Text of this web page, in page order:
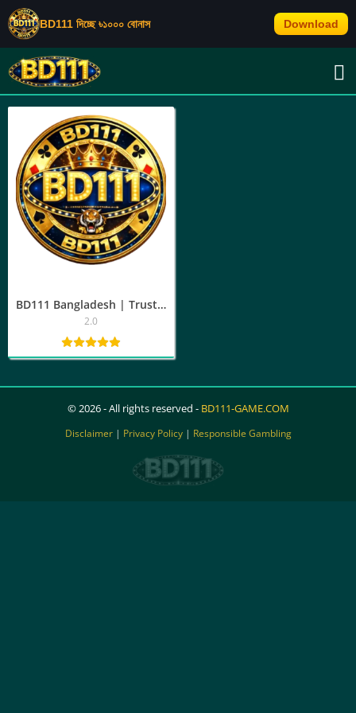
BD111 দিচ্ছে ৳১০০০ বোনাস Download
TAG: BD111 অ্যাকাউন্ট লগইন
BD111 Bangladesh | Trusted Gaming Platform, App Download & Login
2.0
© 2026 - All rights reserved - BD111-GAME.COM
Disclaimer| Privacy Policy| Responsible Gambling